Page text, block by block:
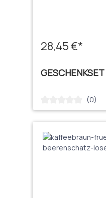
28,45 €*
Durchschnittliche
(0)